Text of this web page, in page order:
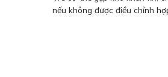
nếu không được điều chỉnh